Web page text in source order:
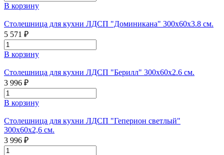
В корзину
Столешница для кухни ЛДСП "Доминикана" 300x60x3.8 см.
5 571 ₽
В корзину
Столешница для кухни ЛДСП "Берилл" 300x60x2.6 см.
3 996 ₽
В корзину
Столешница для кухни ЛДСП "Геперион светлый"
300х60х2,6 см.
3 996 ₽